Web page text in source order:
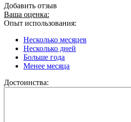
Добавить отзыв
Ваша оценка:
Опыт использования:
Несколько месяцев
Несколько дней
Больше года
Менее месяца
Достоинства: